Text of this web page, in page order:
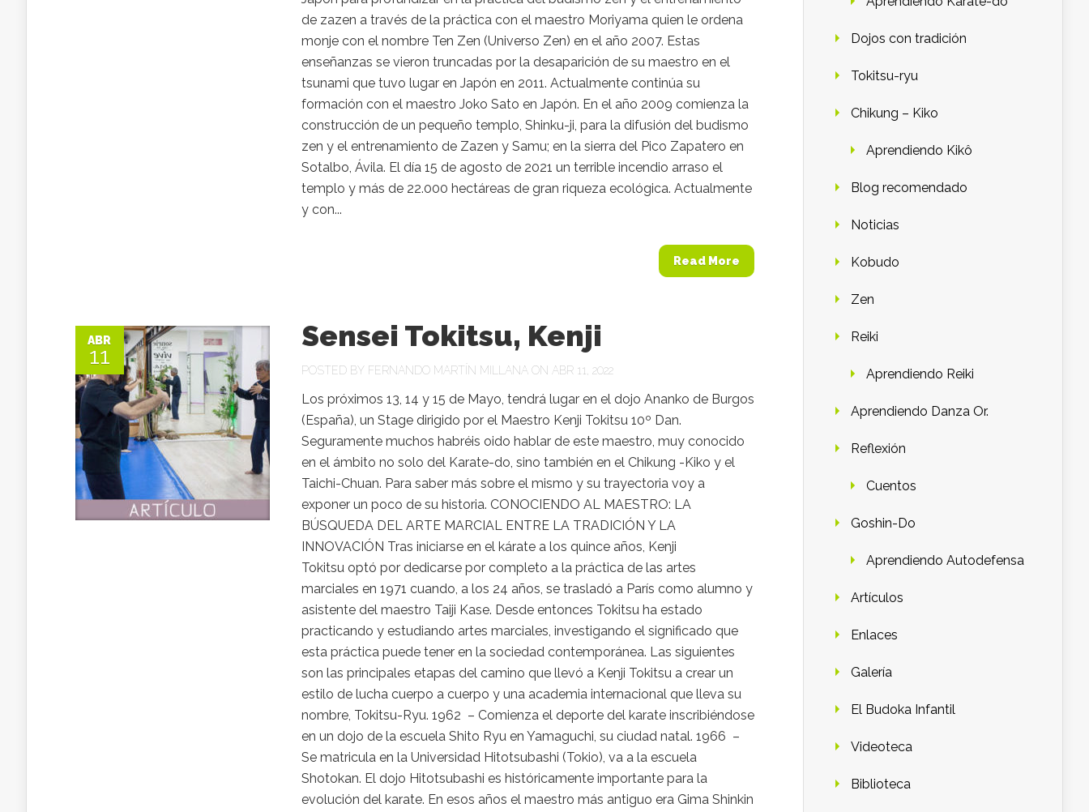
de zazen a través de la práctica con el maestro Moriyama quien le ordena
monje con el nombre Ten Zen (Universo Zen) en el año 2007. Estas
enseñanzas se vieron truncadas por la desaparición de su maestro en el
tsunami que tuvo lugar en Japón en 2011. Actualmente continúa su
formación con el maestro Joko Sato en Japón. En el año 2009 comienza la
construcción de un pequeño templo, Shinku-ji, para la difusión del budismo
zen y el entrenamiento de Zazen y Samu; en la sierra del Pico Zapatero en
Sotalbo, Ávila. El día 15 de agosto de 2021 un terrible incendio arraso el
templo y más de 22.000 hectáreas de gran riqueza ecológica. Actualmente
y con...
Read More
ABR
11
Sensei Tokitsu, Kenji
POSTED BY FERNANDO MARTÍN MILLANA ON ABR 11, 2022
Los próximos 13, 14 y 15 de Mayo, tendrá lugar en el dojo Ananko de Burgos
(España), un Stage dirigido por el Maestro Kenji Tokitsu 10º Dan.
Seguramente muchos habréis oido hablar de este maestro, muy conocido
en el ámbito no solo del Karate-do, sino también en el Chikung -Kiko y el
Taichi-Chuan. Para saber más sobre el mismo y su trayectoria voy a
exponer un poco de su historia. CONOCIENDO AL MAESTRO: LA
BÚSQUEDA DEL ARTE MARCIAL ENTRE LA TRADICIÓN Y LA
INNOVACIÓN Tras iniciarse en el kárate a los quince años, Kenji
Tokitsu optó por dedicarse por completo a la práctica de las artes
marciales en 1971 cuando, a los 24 años, se trasladó a París como alumno y
asistente del maestro Taiji Kase. Desde entonces Tokitsu ha estado
practicando y estudiando artes marciales, investigando el significado que
esta práctica puede tener en la sociedad contemporánea. Las siguientes
son las principales etapas del camino que llevó a Kenji Tokitsu a crear un
estilo de lucha cuerpo a cuerpo y una academia internacional que lleva su
nombre, Tokitsu-Ryu. 1962 – Comienza el deporte del karate inscribiéndose
en un dojo de la escuela Shito Ryu en Yamaguchi, su ciudad natal. 1966 –
Se matricula en la Universidad Hitotsubashi (Tokio), va a la escuela
Shotokan. El dojo Hitotsubashi es históricamente importante para la
evolución del karate. En esos años el maestro más antiguo era Gima Shinkin
Dojos con tradición
Tokitsu-ryu
Chikung – Kiko
Aprendiendo Kikô
Blog recomendado
Noticias
Kobudo
Zen
Reiki
Aprendiendo Reiki
Aprendiendo Danza Or.
Reflexión
Cuentos
Goshin-Do
Aprendiendo Autodefensa
Artículos
Enlaces
Galería
El Budoka Infantil
Videoteca
Biblioteca